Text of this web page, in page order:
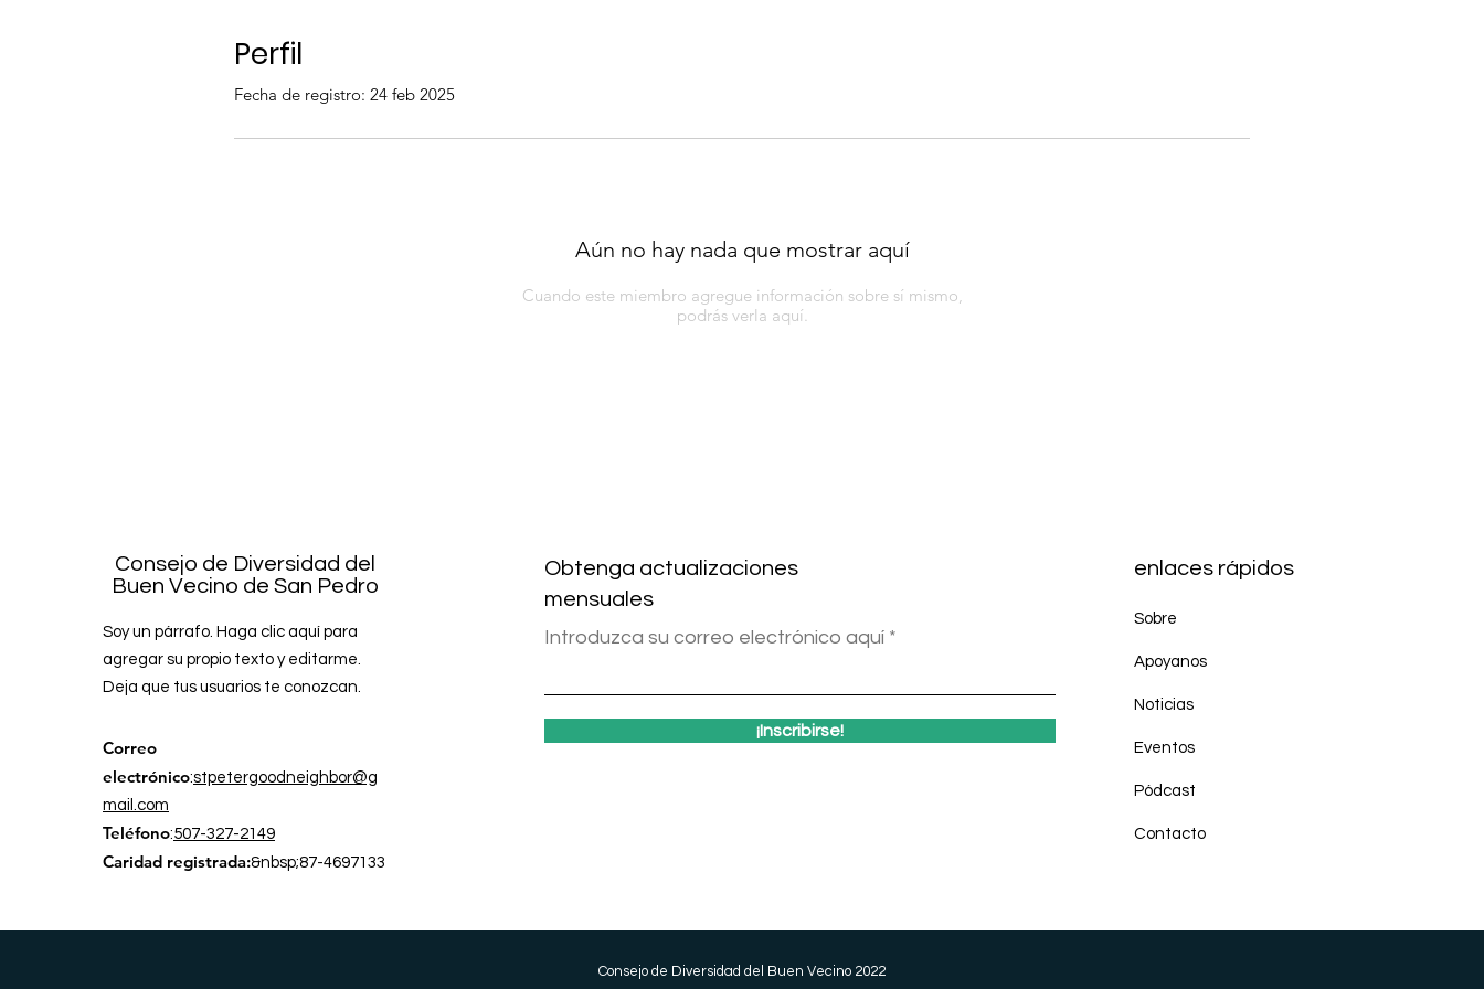
Perfil
Fecha de registro: 24 feb 2025
Aún no hay nada que mostrar aquí
Cuando este miembro agregue información sobre sí mismo,
podrás verla aquí.
Consejo de Diversidad del
Buen Vecino de San Pedro
Soy un párrafo. Haga clic aquí para
agregar su propio texto y editarme.
Deja que tus usuarios te conozcan.
Correo
electrónico:stpetergoodneighbor@g
mail.com
Teléfono:507-327-2149
Caridad registrada:&nbsp;87-4697133
Obtenga actualizaciones
mensuales
Introduzca su correo electrónico aquí
¡Inscribirse!
enlaces rápidos
Sobre
Apoyanos
Noticias
Eventos
Pódcast
Contacto
Consejo de Diversidad del Buen Vecino 2022